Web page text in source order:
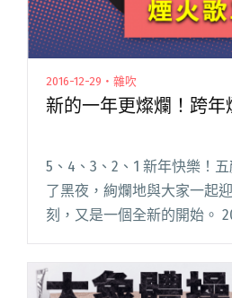
2016-12-29・雜吹
新的一年更燦爛！跨年
5、4、3、2、1 新年快樂！
了黑夜，絢爛地與大家一起
刻，又是一個全新的開始。
麼樣的一年？在今年的最後
度過呢？無論是到跨年晚會
聚會，或是準備迎閱讀全文